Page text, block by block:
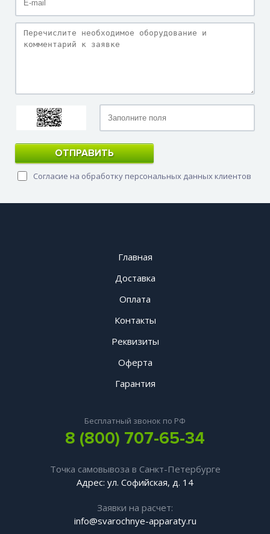
ОТПРАВИТЬ
Согласие на обработку персональных данных клиентов
Главная
Доставка
Оплата
Контакты
Реквизиты
Оферта
Гарантия
Бесплатный звонок по РФ
8 (800) 707-65-34
Точка самовывоза в Санкт-Петербурге
Адрес: ул. Софийская, д. 14
Заявки на расчет:
info@svarochnye-apparaty.ru